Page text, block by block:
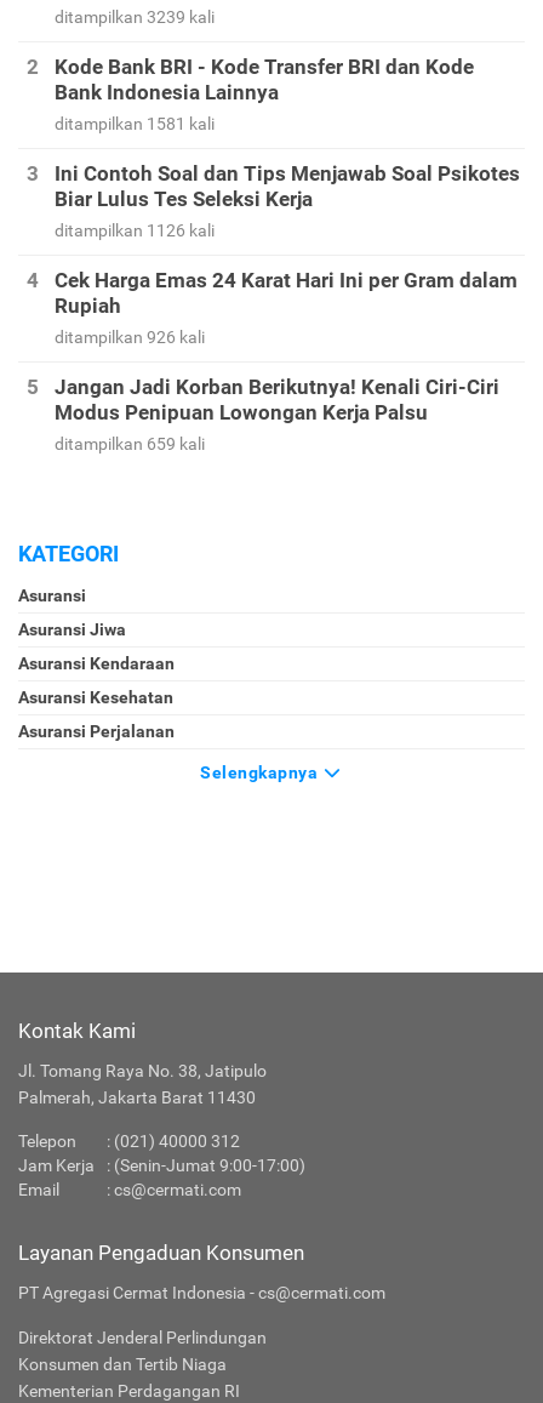
ditampilkan 3239 kali
Kode Bank BRI - Kode Transfer BRI dan Kode
Bank Indonesia Lainnya
ditampilkan 1581 kali
Ini Contoh Soal dan Tips Menjawab Soal Psikotes
Biar Lulus Tes Seleksi Kerja
ditampilkan 1126 kali
Cek Harga Emas 24 Karat Hari Ini per Gram dalam
Rupiah
ditampilkan 926 kali
Jangan Jadi Korban Berikutnya! Kenali Ciri-Ciri
Modus Penipuan Lowongan Kerja Palsu
ditampilkan 659 kali
KATEGORI
Asuransi
Asuransi Jiwa
Asuransi Kendaraan
Asuransi Kesehatan
Asuransi Perjalanan
Selengkapnya
Kontak Kami
Jl. Tomang Raya No. 38, Jatipulo
Palmerah, Jakarta Barat 11430
Telepon : (021) 40000 312
Jam Kerja
: (Senin-Jumat 9:00-17:00)
Email
:cs@cermati.com
Layanan Pengaduan Konsumen
PT Agregasi Cermat Indonesia - cs@cermati.com
Direktorat Jenderal Perlindungan
Konsumen dan Tertib Niaga
Kementerian Perdagangan RI